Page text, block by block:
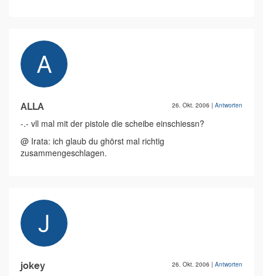
ALLA 26. Okt. 2006 | Antworten
-.- vll mal mit der pistole die scheibe einschiessn?
@ Irata: ich glaub du ghörst mal richtig
zusammengeschlagen.
jokey 26. Okt. 2006 | Antworten